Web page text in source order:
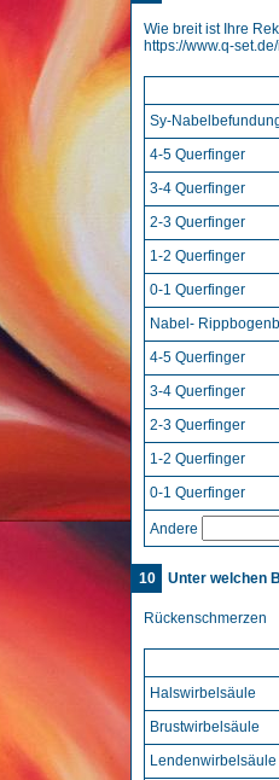
Wie breit ist Ihre
https://www.q-
Sy-
4-5 Querfinger
3-4 Querfinger
2-3 Querfinger
1-2 Querfinger
0-1 Querfinger
Nabel-
4-5 Querfinger
3-4 Querfinger
2-3 Querfinger
1-2 Querfinger
0-1 Querfinger
Andere
10 Unter welchen
Rückenschmerzen
Halswirbelsäule
Brustwirbelsäule
Lendenwirbelsäule